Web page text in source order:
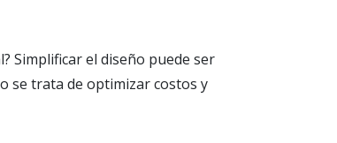
Simplificar el diseño puede ser
se trata de optimizar costos y